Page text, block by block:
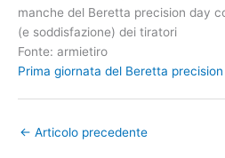
manche del Beretta precision day
(e soddisfazione) dei tiratori
Fonte: armietiro
Prima giornata del Beretta
← Articolo precedente